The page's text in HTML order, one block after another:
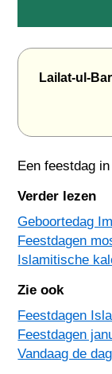
Lailat-ul-
Een feestdag in
Verder lezen
Geboortedag
Feestdagen
Islamitische
Zie ook
Feestdagen
Feestdagen
Vandaag de